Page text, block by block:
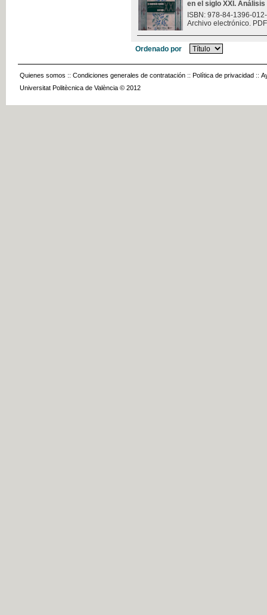
en el siglo XXI.
ISBN: 978-84-1396-
Archivo electrónico.
Ordenado por
Quienes somos :: Condiciones generales de contratación :: Política de privacidad ::
Universitat Politècnica de València © 2012